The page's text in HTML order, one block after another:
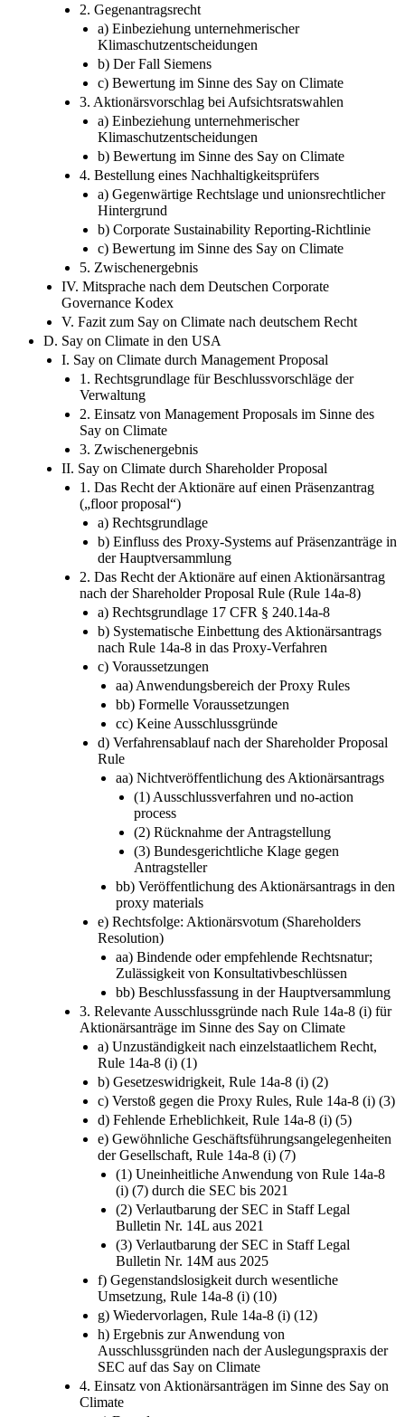
2. Gegenantragsrecht
a) Einbeziehung unternehmerischer
Klimaschutzentscheidungen
b) Der Fall Siemens
c) Bewertung im Sinne des Say on Climate
3. Aktionärsvorschlag bei Aufsichtsratswahlen
a) Einbeziehung unternehmerischer
Klimaschutzentscheidungen
b) Bewertung im Sinne des Say on Climate
4. Bestellung eines Nachhaltigkeitsprüfers
a) Gegenwärtige Rechtslage und unionsrechtlicher
Hintergrund
b) Corporate Sustainability Reporting-Richtlinie
c) Bewertung im Sinne des Say on Climate
5. Zwischenergebnis
IV. Mitsprache nach dem Deutschen Corporate
Governance Kodex
V. Fazit zum Say on Climate nach deutschem Recht
D. Say on Climate in den USA
I. Say on Climate durch Management Proposal
1. Rechtsgrundlage für Beschlussvorschläge der
Verwaltung
2. Einsatz von Management Proposals im Sinne des
Say on Climate
3. Zwischenergebnis
II. Say on Climate durch Shareholder Proposal
1. Das Recht der Aktionäre auf einen Präsenzantrag
(„floor proposal“)
a) Rechtsgrundlage
b) Einfluss des Proxy-Systems auf Präsenzanträge in
der Hauptversammlung
2. Das Recht der Aktionäre auf einen Aktionärsantrag
nach der Shareholder Proposal Rule (Rule 14a-8)
a) Rechtsgrundlage 17 CFR § 240.14a-8
b) Systematische Einbettung des Aktionärsantrags
nach Rule 14a-8 in das Proxy-Verfahren
c) Voraussetzungen
aa) Anwendungsbereich der Proxy Rules
bb) Formelle Voraussetzungen
cc) Keine Ausschlussgründe
d) Verfahrensablauf nach der Shareholder Proposal
Rule
aa) Nichtveröffentlichung des Aktionärsantrags
(1) Ausschlussverfahren und no-action
process
(2) Rücknahme der Antragstellung
(3) Bundesgerichtliche Klage gegen
Antragsteller
bb) Veröffentlichung des Aktionärsantrags in den
proxy materials
e) Rechtsfolge: Aktionärsvotum (Shareholders
Resolution)
aa) Bindende oder empfehlende Rechtsnatur;
Zulässigkeit von Konsultativbeschlüssen
bb) Beschlussfassung in der Hauptversammlung
3. Relevante Ausschlussgründe nach Rule 14a-8 (i) für
Aktionärsanträge im Sinne des Say on Climate
a) Unzuständigkeit nach einzelstaatlichem Recht,
Rule 14a-8 (i) (1)
b) Gesetzeswidrigkeit, Rule 14a-8 (i) (2)
c) Verstoß gegen die Proxy Rules, Rule 14a-8 (i) (3)
d) Fehlende Erheblichkeit, Rule 14a-8 (i) (5)
e) Gewöhnliche Geschäftsführungsangelegenheiten
der Gesellschaft, Rule 14a-8 (i) (7)
(1) Uneinheitliche Anwendung von Rule 14a-8
(i) (7) durch die SEC bis 2021
(2) Verlautbarung der SEC in Staff Legal
Bulletin Nr. 14L aus 2021
(3) Verlautbarung der SEC in Staff Legal
Bulletin Nr. 14M aus 2025
f) Gegenstandslosigkeit durch wesentliche
Umsetzung, Rule 14a-8 (i) (10)
g) Wiedervorlagen, Rule 14a-8 (i) (12)
h) Ergebnis zur Anwendung von
Ausschlussgründen nach der Auslegungspraxis der
SEC auf das Say on Climate
4. Einsatz von Aktionärsanträgen im Sinne des Say on
Climate